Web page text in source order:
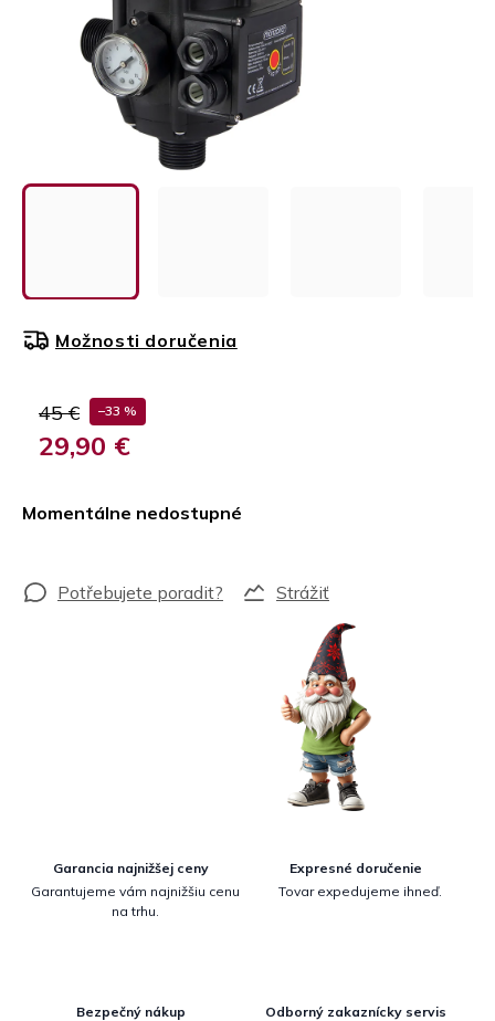
45 € –33 %
29,90 €
Momentálne nedostupné
Možnosti doručenia
Strážiť
Garancia najnižšej ceny
Garantujeme vám najnižšiu cenu
na trhu.
Expresné doručenie
Tovar expedujeme ihneď.
Bezpečný nákup
Odborný zakaznícky servis